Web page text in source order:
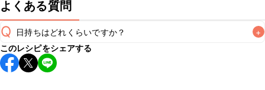
よくある質問
Q 日持ちはどれくらいですか？ +
保存期間は冷蔵で当日中が目安です。なるべくお早めにお召
し上がりください。
このレシピをシェアする